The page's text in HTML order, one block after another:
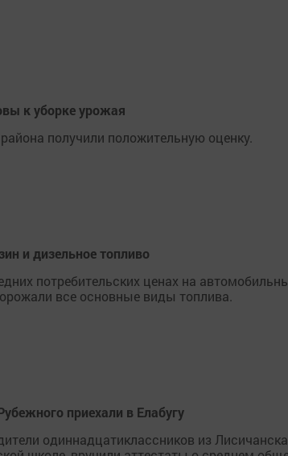
к уборке урожая
получили положительную оценку.
и дизельное топливо
потребительских ценах на
все основные виды топлива.
приехали в Елабугу
одиннадцатиклассников из